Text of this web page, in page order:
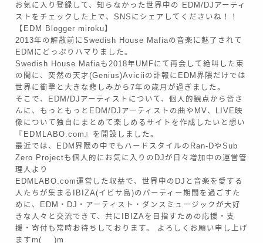
Follow Me
お気に入り登録して、知らなかった世界中の EDM/DJアーティ
ストをチェックした上で、SNSにシェアしてくださいね！！
【EDM Blogger miroku】
2013年の解散前にSwedish House Mafiaの音楽に魅了されて
EDMにどっぷりハマりました。
Swedish House Mafiaも2018年UMFにて再会して絶叫した束
の間に、突然の天才(Genius)Aviciiの訃報にEDM界隈だけでは
世界に衝撃と大きな悲しみから7年の歳月が過ぎました。
そこで、EDM/DJアーティストについて、個人的観点から皆さ
んに、もっともっとEDM/DJアーティストの曲やMV、LIVE映
像について独自にまとめて楽しめるサイトを作成したいと想い
『EDMLABO.com』を開設しました。
最近では、EDM界隈の中でもハードスタイルのRan-DやSub
Zero Projectも個人的にお気に入りのDJが日々増加中の運営管
理人より
EDMLABO.com運営した収益で、世界中のDJと音楽を愛する
人たちが集まるIBIZA(イビサ島)のパーティー期間を過ごすた
めに、EDM・DJ・アーティスト・ダンスミュージックが大好
きな人々と交流できて、共にIBIZAを目指すための応援・支
援・寄付も常時お待ちしております。 よろしくお願い申し上げ
ますm(_ _)m